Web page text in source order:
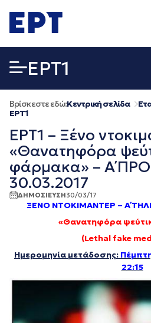
σε
περιεχόμενο
EΡΤ1
Βρίσκεστε εδώ:Κεντρική σελίδα
EΡΤ1
ΕΡΤ1 – Ξένο
«Θανατηφόρα
φάρμακα» – Α΄
30.03.2017
ΔΗΜΟΣΙΕΥΣΗ30/03/17
ΞΕΝΟ ΝΤΟΚΙΜΑΝΤΕΡ – Α΄
«Θανατηφόρα
(Lethal fake
Ημερομηνία μετάδοσης:
22:15